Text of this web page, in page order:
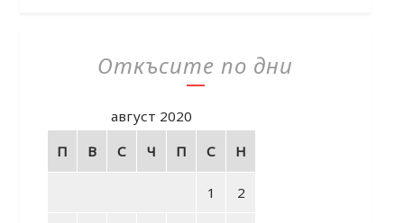
Откъсите по дни
август 2020
П
В С Ч П С Н
1 2